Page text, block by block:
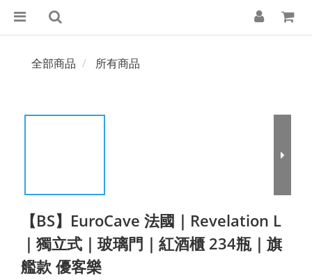
全部商品 所有商品
【BS】EuroCave 法國｜Revelation L
｜獨立式｜玻璃門｜紅酒櫃 234瓶｜旗
艦款 優客樂